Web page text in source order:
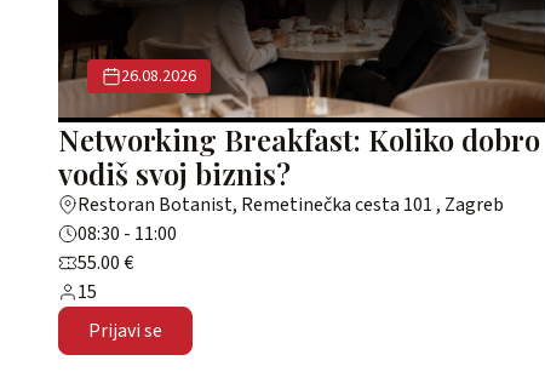
26.08.2026
Networking Breakfast: Koliko dobro
vodiš svoj biznis?
Restoran Botanist, Remetinečka cesta 101 , Zagreb
08:30 - 11:00
55.00 €
15
Prijavi se